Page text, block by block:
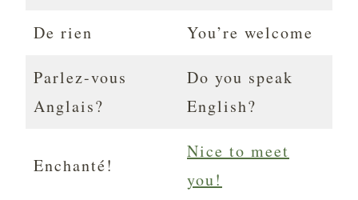
De rien You’re welcome
Parlez-vous
Anglais?
Do you speak
English?
Enchanté!
Nice to meet
you!